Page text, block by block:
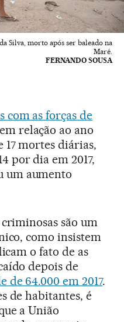
Silva, morto após ser baleado na
Maré.
FERNANDO SOUSA
com as forças de
relação ao ano
17 mortes diárias,
por dia em 2017,
um aumento
são um
como insistem
o fato de as
depois de
64.000 em 2017.
de habitantes, é
a União